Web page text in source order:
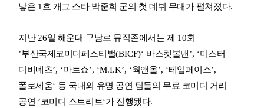
낳은 1 호 개그 스타 박준희 군의 첫 데뷔 무대가 펼쳐졌다.
지난 26일 해운대 구남로 뮤직존에서는 제 10회
’부산국제코미디페스티벌(BICF)‘ 바스켓볼맨 ’, ‘미스터
디비네츠’, ‘마트쇼’, ‘M.I.K’, ‘웍앤올’, ‘테입페이스’,
폴로세움‘ 등 국내외 유명 공연 팀들의 무료 코미디 거리
공연 ’코미디 스트리트‘가 진행됐다.